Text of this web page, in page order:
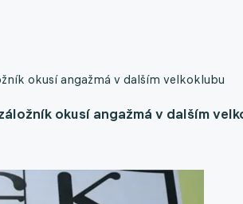
okusí angažmá v dalším velkoklubu
okusí angažmá v dalším